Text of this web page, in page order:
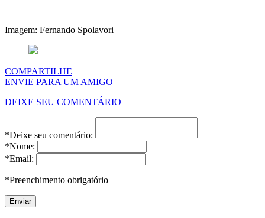
Imagem: Fernando Spolavori
COMPARTILHE
ENVIE PARA UM AMIGO
DEIXE SEU COMENTÁRIO
*Deixe seu comentário:
*Nome:
*Email:
*Preenchimento obrigatório